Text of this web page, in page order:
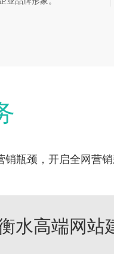
瓶颈，开启全网营销
衡水高端网站